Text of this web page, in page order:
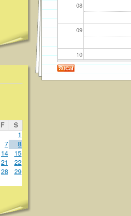
F
S
1
7
8
14
15
21
22
28
29
08
09
10
11